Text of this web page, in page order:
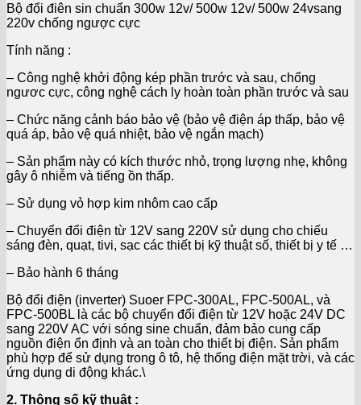
Bộ đổi điên sin chuẩn 300w 12v/ 500w 12v/ 500w 24vsang
220v chống ngược cực
Tính năng :
– Công nghệ khởi động kép phần trước và sau, chống
ngươc cực, công nghệ cách ly hoàn toàn phần trước và sau
– Chức năng cảnh báo bảo vệ (bảo vệ điện áp thấp, bảo vệ
quá áp, bảo vệ quá nhiệt, bảo vệ ngắn mạch)
– Sản phẩm này có kích thước nhỏ, trọng lượng nhẹ, không
gây ô nhiễm và tiếng ồn thấp.
– Sử dụng vỏ hợp kim nhôm cao cấp
– Chuyển đổi điện từ 12V sang 220V sử dụng cho chiếu
sáng đèn, quạt, tivi, sạc các thiết bị kỹ thuật số, thiết bị y tế …
– Bảo hành 6 tháng
Bộ đổi điện (inverter) Suoer FPC-300AL, FPC-500AL, và
FPC-500BL là các bộ chuyển đổi điện từ 12V hoặc 24V DC
sang 220V AC với sóng sine chuẩn, đảm bảo cung cấp
nguồn điện ổn định và an toàn cho thiết bị điện. Sản phẩm
phù hợp để sử dụng trong ô tô, hệ thống điện mặt trời, và các
ứng dụng di động khác.\
2. Thông số kỹ thuật :